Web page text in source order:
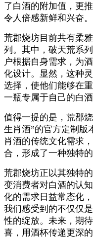
了白酒的附加值，更
令人倍感新鲜和兴奋。
荒郡烧坊目前共有柔
列。其中，破天荒系
户根据自身需求，为
化设计。显然，这种
选择，使他们能够在
一瓶专属于自己的白酒
值得一提的是，荒郡
生肖酒”的官方定制版
肖酒的传统文化需求
合，形成了一种独特的
荒郡烧坊正以其独特
变消费者对白酒的认
化的需求日益常态化
我们感受到的不仅仅
性的绽放。未来，期
喜，用酒杯传递更深的